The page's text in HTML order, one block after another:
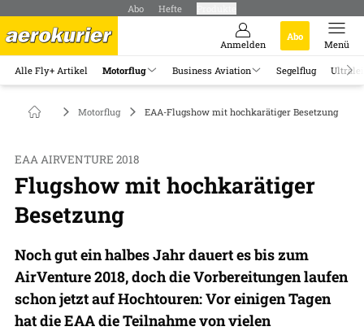
Abo Hefte
Anmelden
Abo
Menü
Alle Fly+ Artikel Motorflug Business Aviation Segelflug
Motorflug EAA-Flugshow mit hochkarätiger Besetzung
EAA AIRVENTURE 2018
Flugshow mit hochkarätiger
Besetzung
Noch gut ein halbes Jahr dauert es bis zum
AirVenture 2018, doch die Vorbereitungen laufen
schon jetzt auf Hochtouren: Vor einigen Tagen
hat die EAA die Teilnahme von vielen